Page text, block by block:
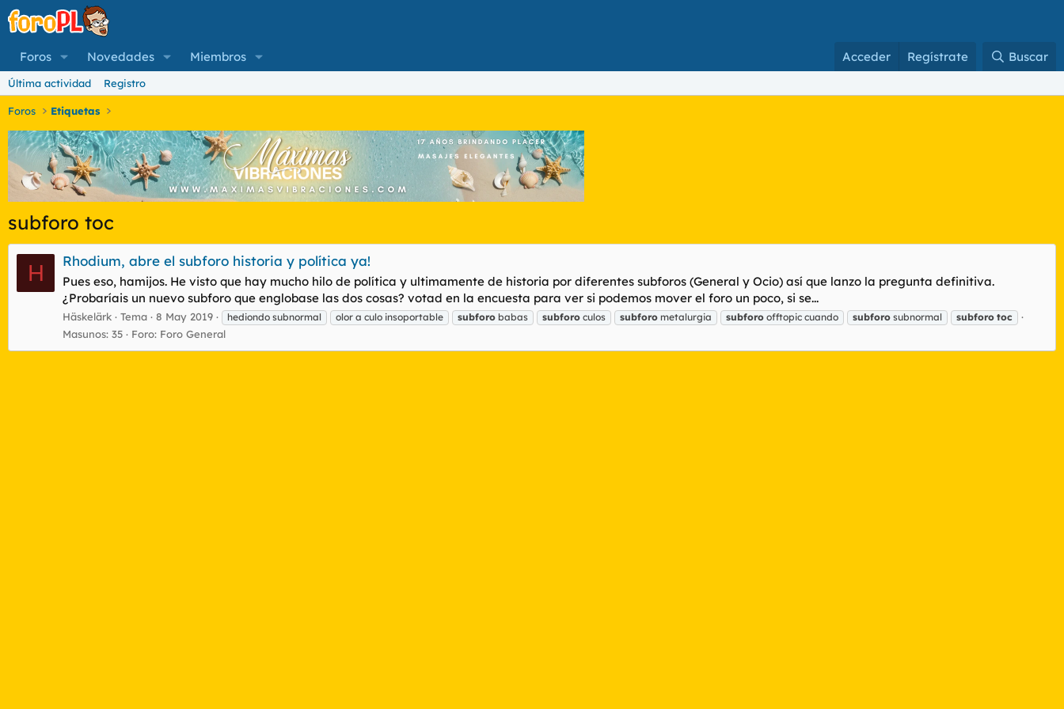
Foros Novedades Miembros Acceder Regístrate Buscar
Última actividad Registro
Foros Etiquetas
subforo toc
H Rhodium, abre el subforo historia y política ya!
Pues eso, hamijos. He visto que hay mucho hilo de política y ultimamente de historia por diferentes subforos (General y Ocio) así que lanzo la pregunta definitiva.
¿Probaríais un nuevo subforo que englobase las dos cosas? votad en la encuesta para ver si podemos mover el foro un poco, si se...
Häskelärk Tema 8 May 2019 hediondo subnormal olor a culo insoportable subforo babas subforo culos subforo metalurgia subforo offtopic cuando subforo subnormal subforo toc
Masunos: 35 Foro: Foro General